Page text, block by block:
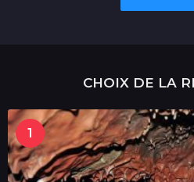
CHOIX DE LA
1